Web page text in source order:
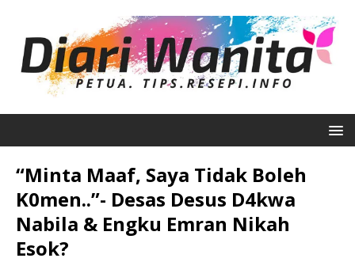
“Minta Maaf, Saya Tidak Boleh
K0men..”- Desas Desus D4kwa
Nabila & Engku Emran Nikah
Esok?